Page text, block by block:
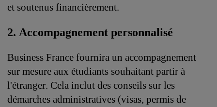
et soutenus financièrement.
2. Accompagnement personnalisé
Business France fournira un accompagnement
sur mesure aux étudiants souhaitant partir à
l'étranger. Cela inclut des conseils sur les
démarches administratives (visas, permis de